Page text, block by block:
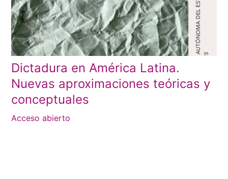
Dictadura en América Latina.
Nuevas aproximaciones teóricas y
conceptuales
Acceso abierto